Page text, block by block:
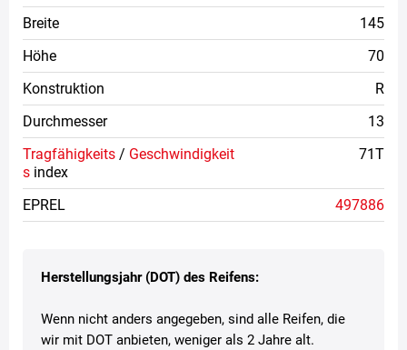
Herstellungsjahr (DOT) des Reifens:
Wenn nicht anders angegeben, sind alle Reifen, die
wir mit DOT anbieten, weniger als 2 Jahre alt.
Breite
145
Höhe
70
Konstruktion
R
Durchmesser
13
Tragfähigkeits / Geschwindigkeit
s index
71T
EPREL 497886